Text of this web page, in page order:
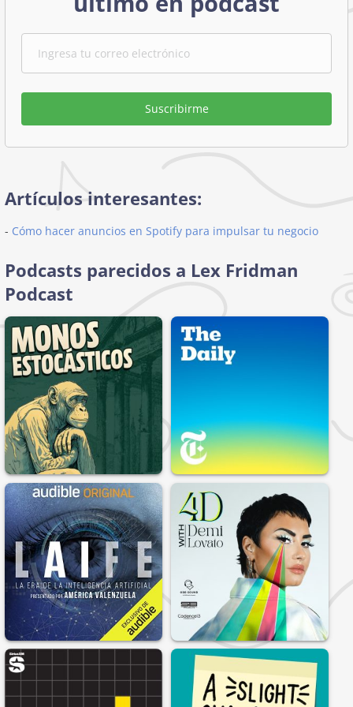
Suscribirme
Artículos interesantes:
- Cómo hacer anuncios en Spotify para impulsar tu negocio
Podcasts parecidos a Lex Fridman
Podcast